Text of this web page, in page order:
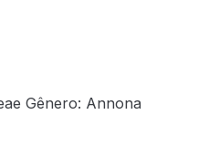
Gênero: Annona